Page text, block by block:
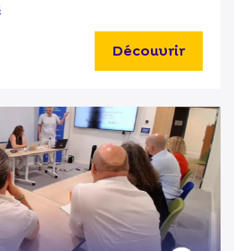
Découvrir